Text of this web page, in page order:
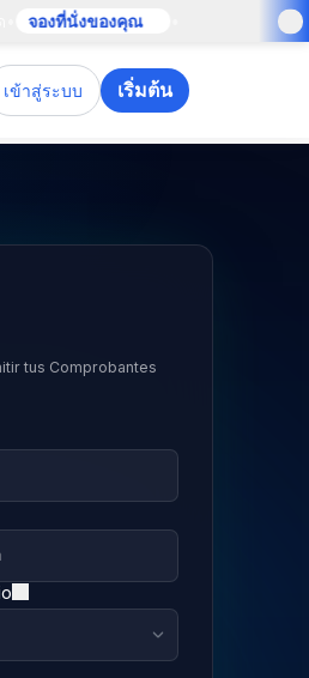
จองที่นั่งของคุณ •
เข้าสู่ระบบ เริ่มต้น
tus Comprobantes